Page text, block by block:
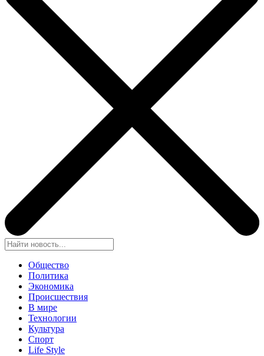
Общество
Политика
Экономика
Происшествия
В мире
Технологии
Культура
Спорт
Life Style